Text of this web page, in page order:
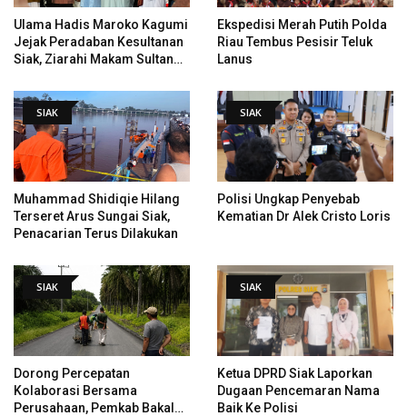
Ulama Hadis Maroko Kagumi
Jejak Peradaban Kesultanan
Siak, Ziarahi Makam Sultan
Ekspedisi Merah Putih Polda
Riau Tembus Pesisir Teluk
Lanus
SIAK
Muhammad Shidiqie Hilang
Terseret Arus Sungai Siak,
Penacarian Terus Dilakukan
SIAK
Polisi Ungkap Penyebab
Kematian Dr Alek Cristo Loris
SIAK
Dorong Percepatan
Kolaborasi Bersama
Perusahaan, Pemkab Bakal
SIAK
Ketua DPRD Siak Laporkan
Dugaan Pencemaran Nama
Baik Ke Polisi